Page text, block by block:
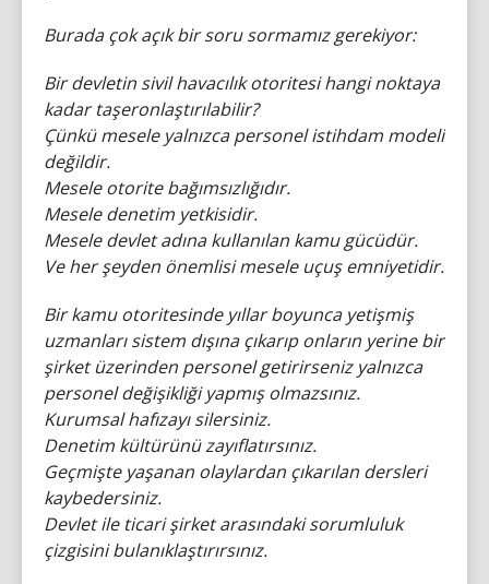
Burada çok açık bir soru sormamız gerekiyor:
Bir devletin sivil havacılık otoritesi hangi noktaya
kadar taşeronlaştırılabilir?
Çünkü mesele yalnızca personel istihdam modeli
değildir.
Mesele otorite bağımsızlığıdır.
Mesele denetim yetkisidir.
Mesele devlet adına kullanılan kamu gücüdür.
Ve her şeyden önemlisi mesele uçuş emniyetidir.
Bir kamu otoritesinde yıllar boyunca yetişmiş
uzmanları sistem dışına çıkarıp onların yerine bir
şirket üzerinden personel getirirseniz yalnızca
personel değişikliği yapmış olmazsınız.
Kurumsal hafızayı silersiniz.
Denetim kültürünü zayıflatırsınız.
Geçmişte yaşanan olaylardan çıkarılan dersleri
kaybedersiniz.
Devlet ile ticari şirket arasındaki sorumluluk
çizgisini bulanıklaştırırsınız.